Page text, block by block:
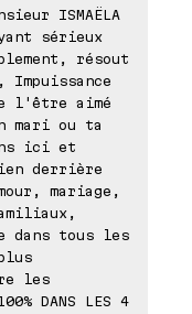
ISMAËLA
sérieux
résout
Impuissance
l'être aimé
mari ou ta
ici et
derrière
mariage,
dans tous les
les
DANS LES 4